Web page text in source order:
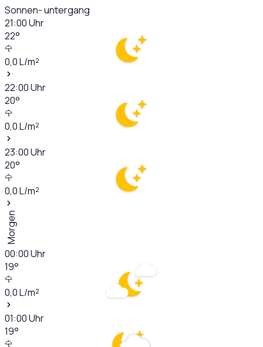
Sonnen- untergang
21:00Uhr
22°
0,0L/m²
22:00Uhr
20°
0,0L/m²
23:00Uhr
20°
0,0L/m²
Morgen
00:00Uhr
19°
0,0L/m²
01:00Uhr
19°